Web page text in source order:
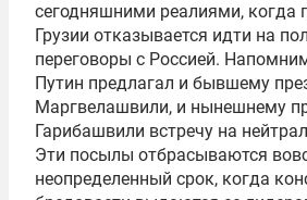
сегодняшними реалиями, когда
Грузии отказывается идти на
переговоры с Россией.
Путин предлагал и бывшему
Маргвелашвили, и нынешнему
Гарибашвили встречу на
Эти посылы отбрасываются
неопределенный срок, когда